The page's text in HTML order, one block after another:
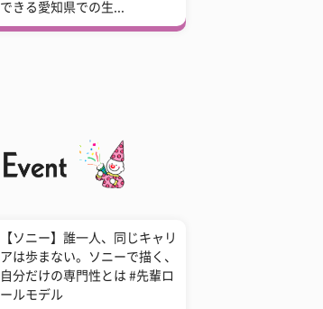
できる愛知県での生...
【ソニー】誰一人、同じキャリ
アは歩まない。ソニーで描く、
自分だけの専門性とは #先輩ロ
ールモデル